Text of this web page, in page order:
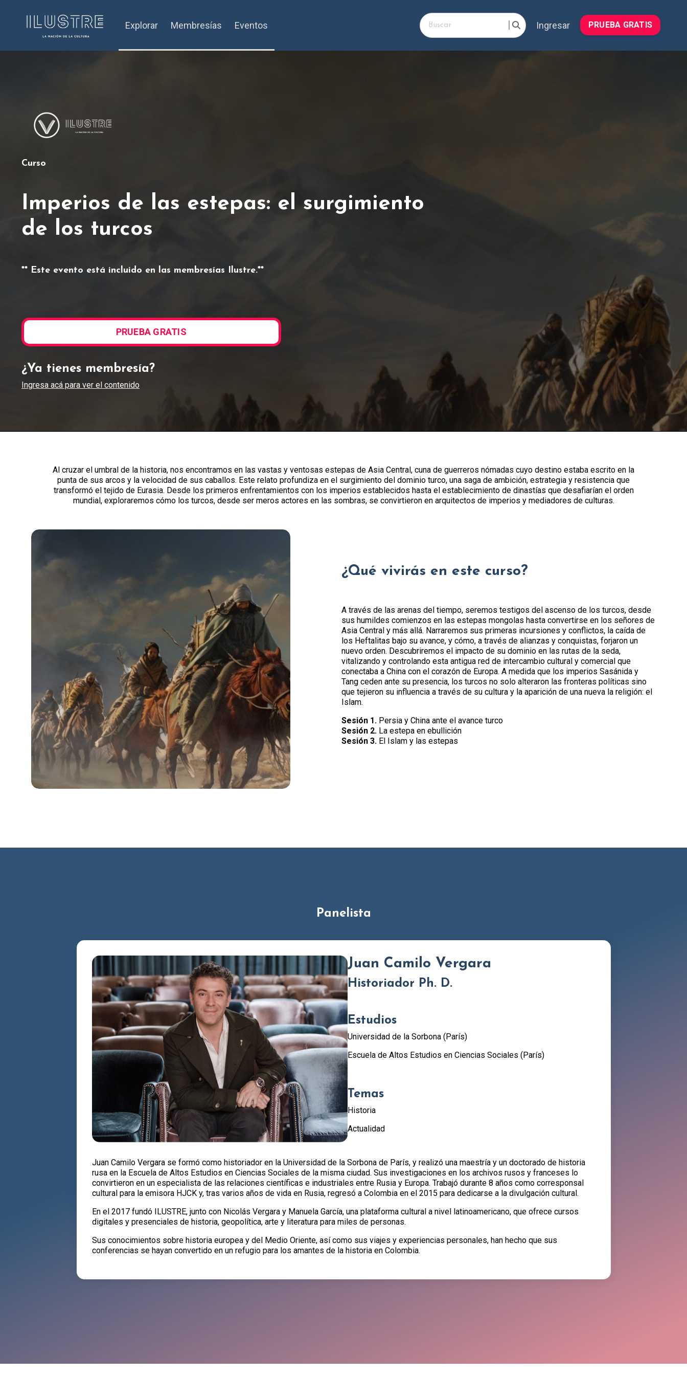
Explorar Membresías Eventos Ingresar PRUEBA GRATIS
Curso
Imperios de las estepas: el surgimiento
de los turcos
** Este evento está incluido en las membresías Ilustre.**
PRUEBA GRATIS
¿Ya tienes membresía?
Ingresa acá para ver el contenido
Al cruzar el umbral de la historia, nos encontramos en las vastas y ventosas estepas de Asia Central, cuna de guerreros nómadas cuyo destino estaba escrito en la
punta de sus arcos y la velocidad de sus caballos. Este relato profundiza en el surgimiento del dominio turco, una saga de ambición, estrategia y resistencia que
transformó el tejido de Eurasia. Desde los primeros enfrentamientos con los imperios establecidos hasta el establecimiento de dinastías que desafiarían el orden
mundial, exploraremos cómo los turcos, desde ser meros actores en las sombras, se convirtieron en arquitectos de imperios y mediadores de culturas.
¿Qué vivirás en este curso?
A través de las arenas del tiempo, seremos testigos del ascenso de los turcos, desde
sus humildes comienzos en las estepas mongolas hasta convertirse en los señores de
Asia Central y más allá. Narraremos sus primeras incursiones y conflictos, la caída de
los Heftalitas bajo su avance, y cómo, a través de alianzas y conquistas, forjaron un
nuevo orden. Descubriremos el impacto de su dominio en las rutas de la seda,
vitalizando y controlando esta antigua red de intercambio cultural y comercial que
conectaba a China con el corazón de Europa. A medida que los imperios Sasánida y
Tang ceden ante su presencia, los turcos no solo alteraron las fronteras políticas sino
que tejieron su influencia a través de su cultura y la aparición de una nueva la religión: el
Islam.
Sesión 1. Persia y China ante el avance turco
Sesión 2. La estepa en ebullición
Sesión 3. El Islam y las estepas
Panelista
Juan Camilo Vergara
Historiador Ph. D.
Estudios
Universidad de la Sorbona (París)
Escuela de Altos Estudios en Ciencias Sociales (París)
Temas
Historia
Actualidad
Juan Camilo Vergara se formó como historiador en la Universidad de la Sorbona de París, y realizó una maestría y un doctorado de historia
rusa en la Escuela de Altos Estudios en Ciencias Sociales de la misma ciudad. Sus investigaciones en los archivos rusos y franceses lo
convirtieron en un especialista de las relaciones científicas e industriales entre Rusia y Europa. Trabajó durante 8 años como corresponsal
cultural para la emisora HJCK y, tras varios años de vida en Rusia, regresó a Colombia en el 2015 para dedicarse a la divulgación cultural.
En el 2017 fundó ILUSTRE, junto con Nicolás Vergara y Manuela García, una plataforma cultural a nivel latinoamericano, que ofrece cursos
digitales y presenciales de historia, geopolítica, arte y literatura para miles de personas.
Sus conocimientos sobre historia europea y del Medio Oriente, así como sus viajes y experiencias personales, han hecho que sus
conferencias se hayan convertido en un refugio para los amantes de la historia en Colombia.